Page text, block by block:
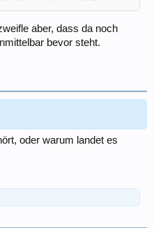
aber, dass da noch
bevor steht.
oder warum landet es